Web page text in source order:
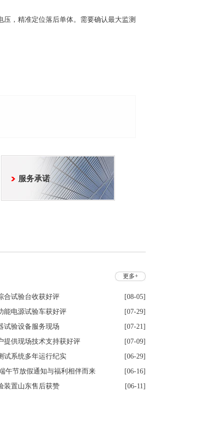
，精准定位落后单体。需要确认最大监测
服务承诺
更多+
[08-05]
合试验台收获好评
[07-29]
能电源试验车获好评
[07-21]
试验设备服务现场
[07-09]
提供现场技术支持获好评
[06-29]
试系统多年运行纪实
[06-16]
午节放假通知与福利相伴而来
[06-11]
装置山东售后获赞